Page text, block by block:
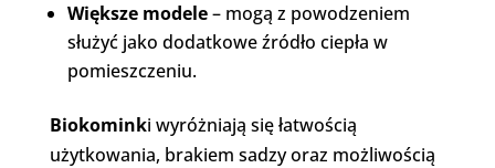
Większe modele– mogą z powodzeniem
służyć jako dodatkowe źródło ciepła w
pomieszczeniu.
Biokominki wyróżniają się łatwością
użytkowania, brakiem sadzy oraz możliwością